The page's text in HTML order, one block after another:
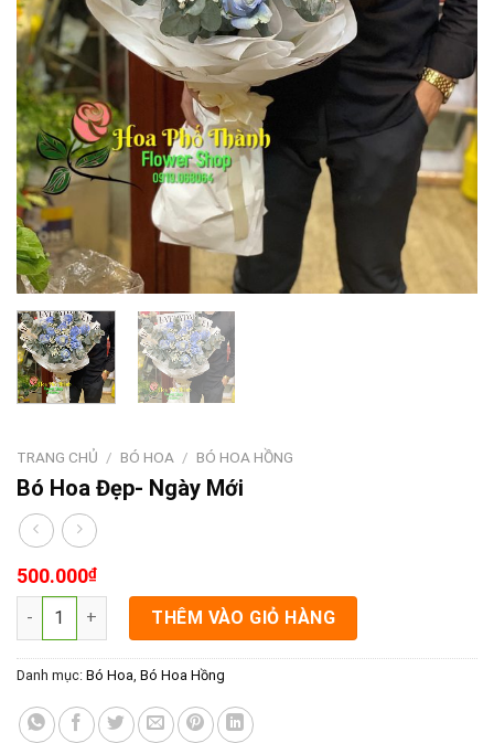
TRANG CHỦ / BÓ HOA / BÓ HOA HỒNG
Bó Hoa Đẹp- Ngày Mới
500.000₫
Bó Hoa Đẹp- Ngày Mới số lượng
THÊM VÀO GIỎ HÀNG
Danh mục: Bó Hoa Bó Hoa Hồng